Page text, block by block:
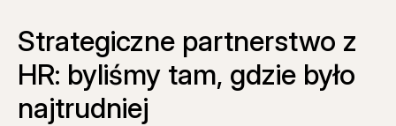
Strategiczne partnerstwo z
HR: byliśmy tam, gdzie było
najtrudniej